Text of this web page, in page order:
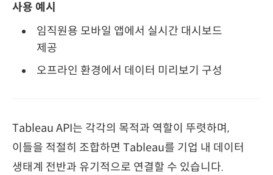
사용 예시
임직원용 모바일 앱에서 실시간 대시보드
제공
오프라인 환경에서 데이터 미리보기 구성
Tableau API는 각각의 목적과 역할이 뚜렷하며,
이들을 적절히 조합하면 Tableau를 기업 내 데이터
생태계 전반과 유기적으로 연결할 수 있습니다.